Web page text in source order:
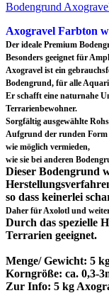
Bodengrund
Axogravel Farbton
Der ideale Premium
Besonders geeignet für
Axogravel ist ein
Bodengrund, für alle
Er schafft eine naturnahe
Terrarienbewohner.
Sorgfältig ausgewählte
Aufgrund der runden Form
wie möglich vermieden,
wie sie bei anderen
Dieser Bodengrund
so dass keinerlei
Daher für Axolotl und
Durch das spezielle
Terrarien geeignet.
Menge/ Gewicht: 5
Korngröße: ca. 0,3-
Zur Info: 5 kg